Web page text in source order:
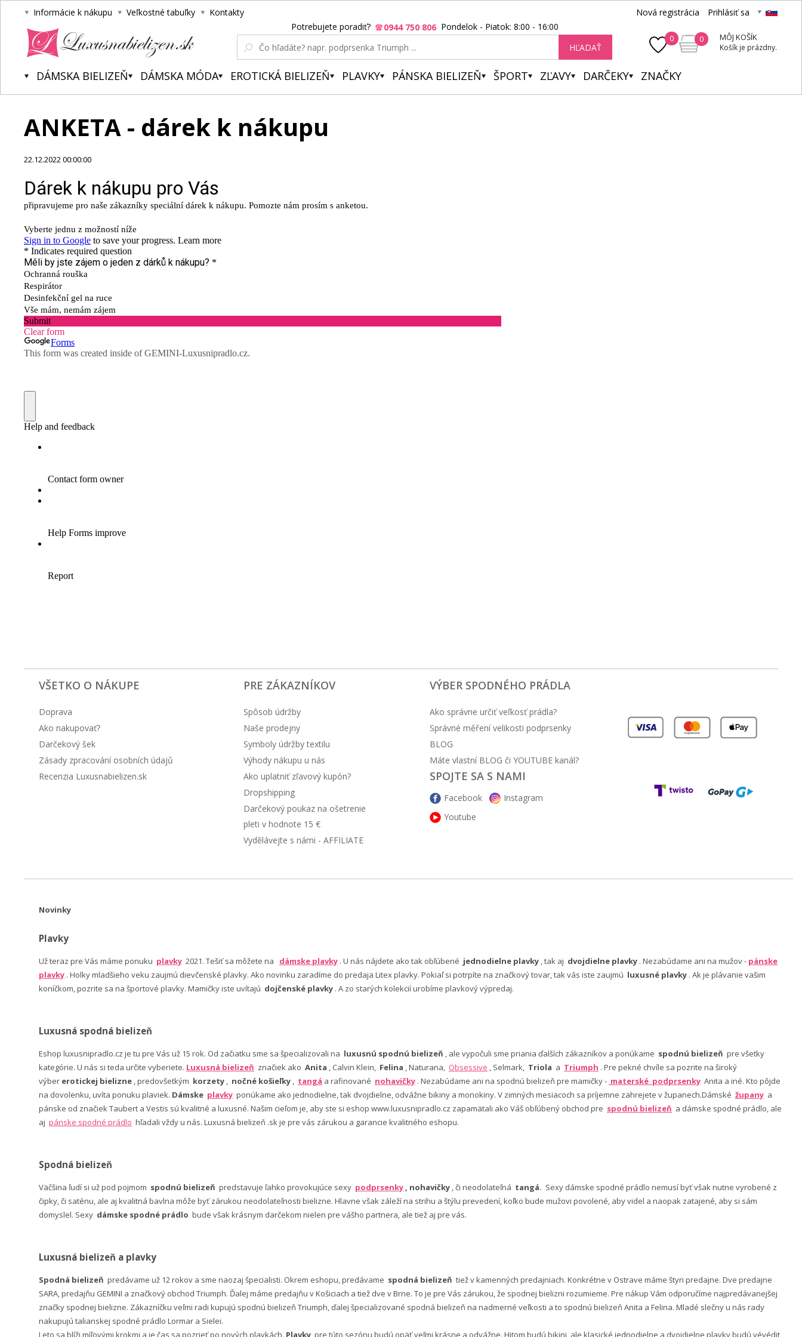
Informácie k nákupu Veľkostné tabuľky Kontakty Nová registrácia Prihlásiť sa
0 0 MÔJ KOŠÍK
Košík je prázdny.
Potrebujete poradiť? 0944 750 806 Pondelok - Piatok: 8:00 - 16:00
HĽADAŤ
DÁMSKA BIELIZEŇ DÁMSKA MÓDA EROTICKÁ BIELIZEŇ PLAVKY PÁNSKA BIELIZEŇ ŠPORT ZĽAVY DARČEKY ZNAČKY
ANKETA - dárek k nákupu
22.12.2022 00:00:00
VŠETKO O NÁKUPE
Doprava
Ako nakupovať?
Darčekový šek
Zásady zpracování osobních údajů
Recenzia Luxusnabielizen.sk
PRE ZÁKAZNÍKOV
Spôsob údržby
Naše prodejny
Symboly údržby textilu
Výhody nákupu u nás
Ako uplatniť zľavový kupón?
Dropshipping
Darčekový poukaz na ošetrenie
pleti v hodnote 15 €
Vydělávejte s námi - AFFILIATE
VÝBER SPODNÉHO PRÁDLA
Ako správne určiť veľkosť prádla?
Správné měření velikosti podprsenky
BLOG
Máte vlastní BLOG či YOUTUBE kanál?
SPOJTE SA S NAMI
Facebook
Instagram
Youtube
Novinky
Plavky
Už teraz pre Vás máme ponuku plavky 2021. Tešiť sa môžete na dámske plavky . U nás nájdete ako tak obľúbené jednodielne plavky , tak aj dvojdielne plavky . Nezabúdame ani na mužov - pánske
plavky . Holky mladšieho veku zaujmú dievčenské plavky. Ako novinku zaradíme do predaja Litex plavky. Pokiaľ si potrpíte na značkový tovar, tak vás iste zaujmú luxusné plavky . Ak je plávanie vašim
koníčkom, pozrite sa na športové plavky. Mamičky iste uvítajú dojčenské plavky . A zo starých kolekcií urobíme plavkový výpredaj.
Luxusná spodná bielizeň
Eshop luxusnipradlo.cz je tu pre Vás už 15 rok. Od začiatku sme sa špecializovali na luxusnú spodnú bielizeň , ale vypočuli sme priania ďalších zákazníkov a ponúkame spodnú bielizeň pre všetky
kategórie. U nás si teda určite vyberiete. Luxusná bielizeň značiek ako Anita , Calvin Klein, Felina , Naturana, Obsessive , Selmark, Triola a Triumph . Pre pekné chvíle sa pozrite na široký
výber erotickej bielizne , predovšetkým korzety , nočné košieľky , tangá a rafinované nohavičky . Nezabúdame ani na spodnú bielizeň pre mamičky - materské podprsenky Anita a iné. Kto pôjde
na dovolenku, uvíta ponuku plaviek. Dámske plavky ponúkame ako jednodielne, tak dvojdielne, odvážne bikiny a monokiny. V zimných mesiacoch sa príjemne zahrejete v županech.Dámské župany a
pánske od značiek Taubert a Vestis sú kvalitné a luxusné. Našim cieľom je, aby ste si eshop www.luxusnipradlo.cz zapamätali ako Váš obľúbený obchod pre spodnú bielizeň a dámske spodné prádlo, ale
aj pánske spodné prádlo hľadali vždy u nás. Luxusná bielizeň .sk je pre vás zárukou a garancie kvalitného eshopu.
Spodná bielizeň
Väčšina ľudí si už pod pojmom spodnú bielizeň predstavuje ľahko provokujúce sexy podprsenky , nohavičky , či neodolateľná tangá. Sexy dámske spodné prádlo nemusí byť však nutne vyrobené z
čipky, či saténu, ale aj kvalitná bavlna môže byť zárukou neodolateľnosti bielizne. Hlavne však záleží na strihu a štýlu prevedení, koľko bude mužovi povolené, aby videl a naopak zatajené, aby si sám
domyslel. Sexy dámske spodné prádlo bude však krásnym darčekom nielen pre vášho partnera, ale tiež aj pre vás.
Luxusná bielizeň a plavky
Spodná bielizeň predávame už 12 rokov a sme naozaj špecialisti. Okrem eshopu, predávame spodná bielizeň tiež v kamenných predajniach. Konkrétne v Ostrave máme štyri predajne. Dve predajne
SARA, predajňu GEMINI a značkový obchod Triumph. Ďalej máme predajňu v Košiciach a tiež dve v Brne. To je pre Vás zárukou, že spodnej bielizni rozumieme. Pre nákup Vám odporučíme najpredávanejšej
značky spodnej bielizne. Zákazníčku veľmi radi kupujú spodnú bielizeň Triumph, ďalej špecializované spodná bielizeň na nadmerné veľkosti a to spodnú bielizeň Anita a Felina. Mladé slečny u nás rady
nakupujú talianskej spodné prádlo Lormar a Sielei.